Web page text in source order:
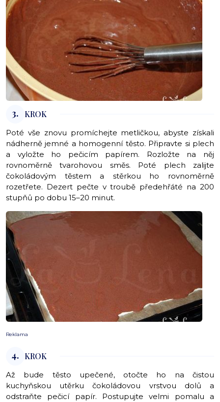
3. KROK
Poté vše znovu promíchejte metličkou, abyste získali
nádherně jemné a homogenní těsto. Připravte si plech
a vyložte ho pečicím papírem. Rozložte na něj
rovnoměrně tvarohovou směs. Poté plech zalijte
čokoládovým těstem a stěrkou ho rovnoměrně
rozetřete. Dezert pečte v troubě předehřáté na 200
stupňů po dobu 15–20 minut.
Reklama
4. KROK
Až bude těsto upečené, otočte ho na čistou
kuchyňskou utěrku čokoládovou vrstvou dolů a
odstraňte pečicí papír. Postupujte velmi pomalu a